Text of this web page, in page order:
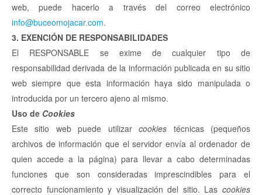
web, puede hacerlo a través del correo electrónico
info@buceomojacar.com.
3. EXENCIÓN DE RESPONSABILIDADES
El RESPONSABLE se exime de cualquier tipo de
responsabilidad derivada de la información publicada en su sitio
web siempre que esta información haya sido manipulada o
introducida por un tercero ajeno al mismo.
Uso de Cookies
Este sitio web puede utilizarcookies técnicas (pequeños
archivos de información que el servidor envía al ordenador de
quien accede a la página) para llevar a cabo determinadas
funciones que son consideradas imprescindibles para el
correcto funcionamiento y visualización del sitio. Las cookies